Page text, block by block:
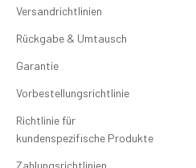
Versandrichtlinien
Rückgabe & Umtausch
Garantie
Vorbestellungsrichtlinie
Richtlinie für
kundenspezifische Produkte
Zahlungsrichtlinien